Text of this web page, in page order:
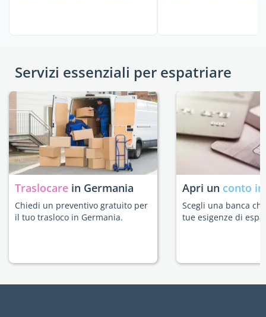
Servizi essenziali per espatriare
Traslocare in Germania
Chiedi un preventivo gratuito per
il tuo trasloco in Germania.
Apri un conto
Scegli una banca
tue esigenze di